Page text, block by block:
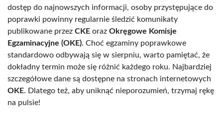
dostęp do najnowszych informacji, osoby przystępujące do
poprawki powinny regularnie śledzić komunikaty
publikowane przez CKE oraz Okręgowe Komisje
Egzaminacyjne (OKE). Choć egzaminy poprawkowe
standardowo odbywają się w sierpniu, warto pamiętać, że
dokładny termin może się różnić każdego roku. Najbardziej
szczegółowe dane są dostępne na stronach internetowych
OKE. Dlatego też, aby uniknąć nieporozumień, trzymaj rękę
na pulsie!